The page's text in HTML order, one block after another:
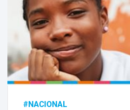
#NACIONAL